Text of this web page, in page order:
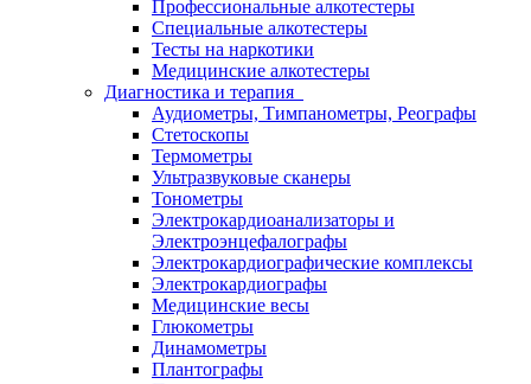
Профессиональные алкотестеры
Специальные алкотестеры
Тесты на наркотики
Медицинские алкотестеры
Диагностика и терапия
Аудиометры, Тимпанометры, Реографы
Стетоскопы
Термометры
Ультразвуковые сканеры
Тонометры
Электрокардиоанализаторы и
Электроэнцефалографы
Электрокардиографические комплексы
Электрокардиографы
Медицинские весы
Глюкометры
Динамометры
Плантографы